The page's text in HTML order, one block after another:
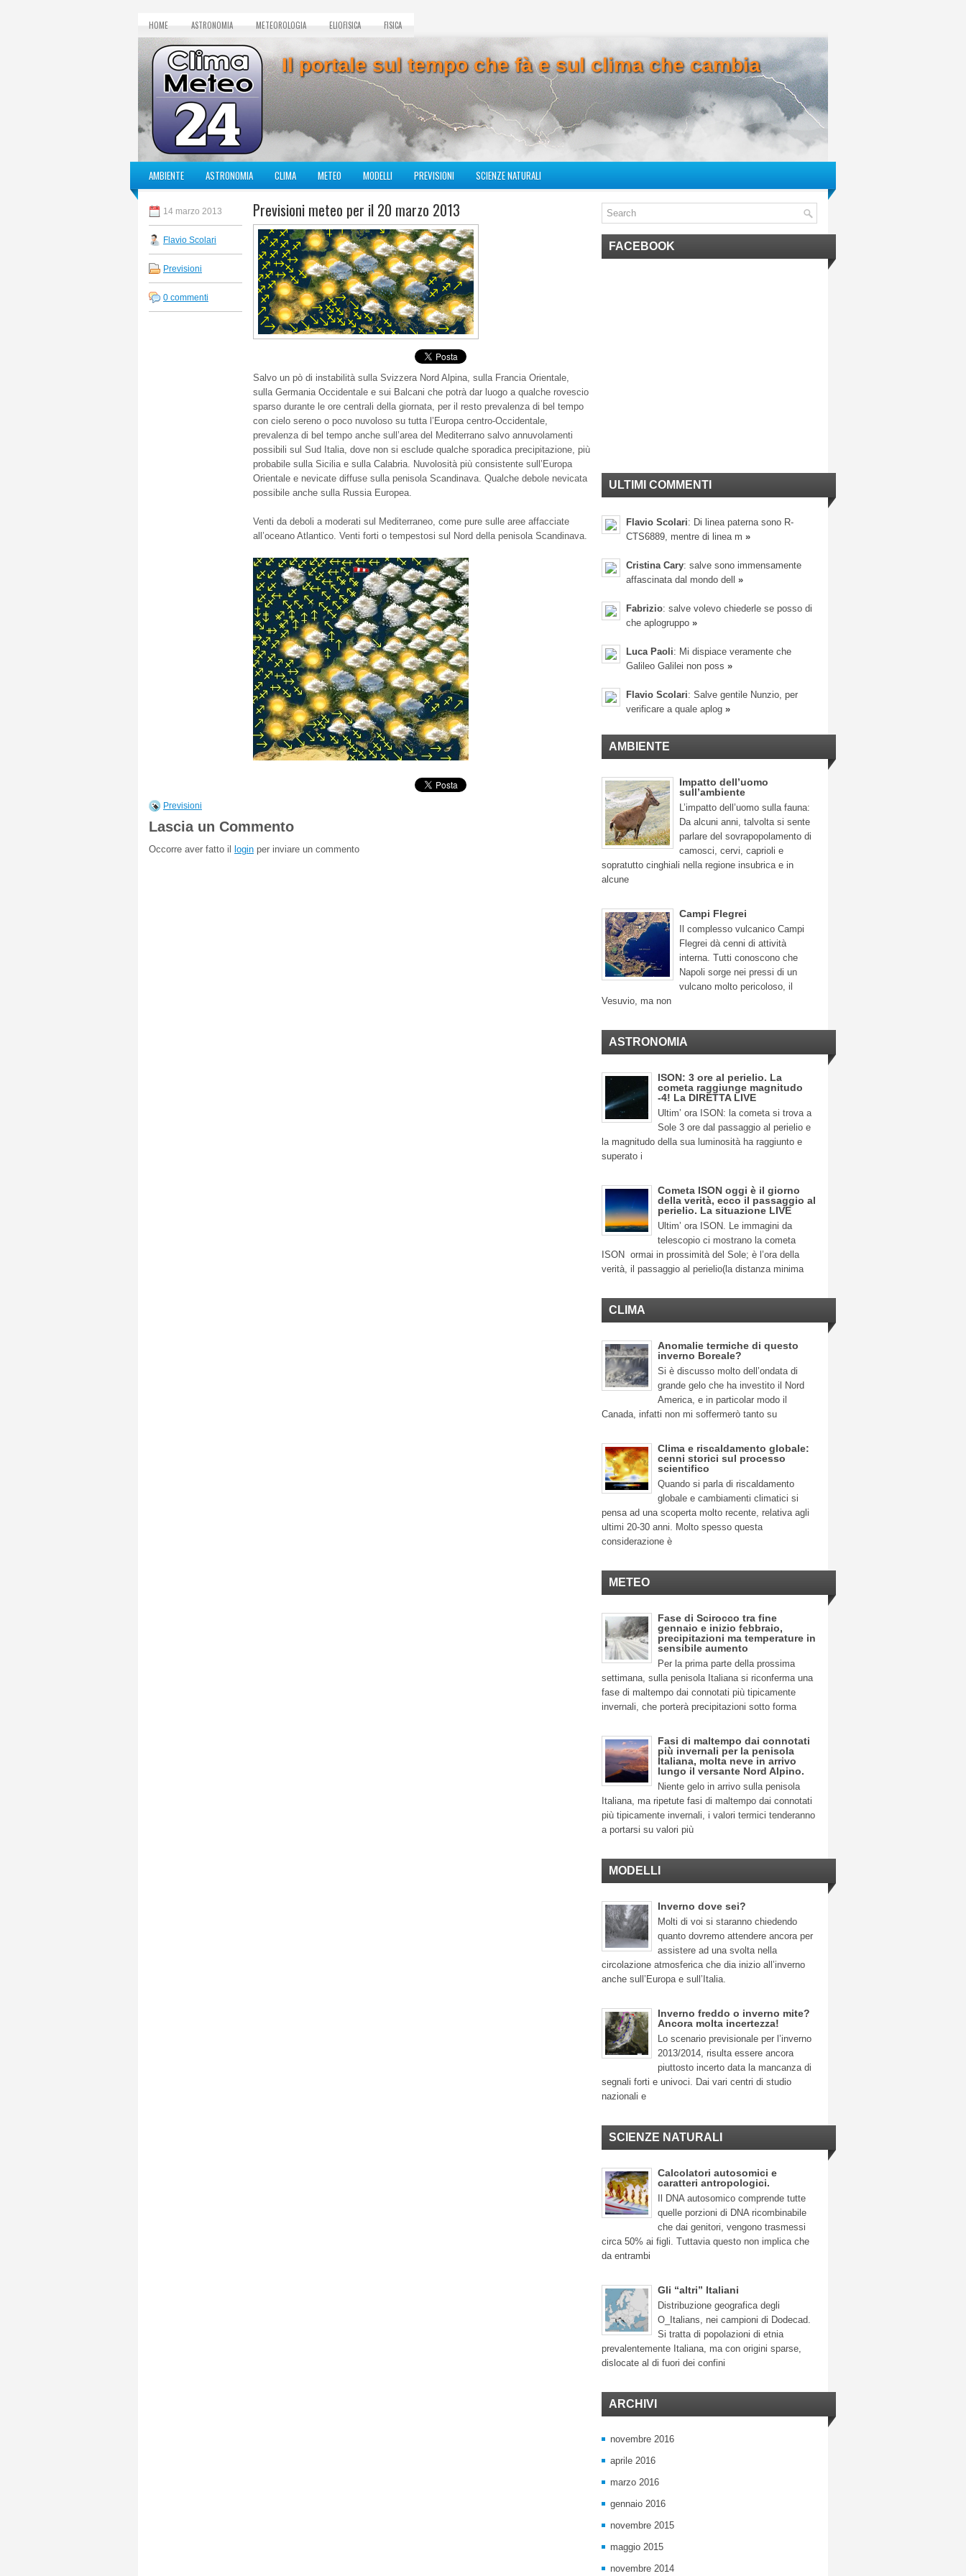
HOME ASTRONOMIA METEOROLOGIA ELIOFISICA FISICA
Il portale sul tempo che fà e sul clima che cambia
AMBIENTE ASTRONOMIA CLIMA METEO MODELLI PREVISIONI SCIENZE NATURALI
14 marzo 2013
Flavio Scolari
Previsioni
0 commenti
Previsioni meteo per il 20 marzo 2013
Salvo un pò di instabilità sulla Svizzera Nord Alpina, sulla Francia Orientale,
sulla Germania Occidentale e sui Balcani che potrà dar luogo a qualche rovescio
sparso durante le ore centrali della giornata, per il resto prevalenza di bel tempo
con cielo sereno o poco nuvoloso su tutta l’Europa centro-Occidentale,
prevalenza di bel tempo anche sull’area del Mediterrano salvo annuvolamenti
possibili sul Sud Italia, dove non si esclude qualche sporadica precipitazione, più
probabile sulla Sicilia e sulla Calabria. Nuvolosità più consistente sull’Europa
Orientale e nevicate diffuse sulla penisola Scandinava. Qualche debole nevicata
possibile anche sulla Russia Europea.
Venti da deboli a moderati sul Mediterraneo, come pure sulle aree affacciate
all’oceano Atlantico. Venti forti o tempestosi sul Nord della penisola Scandinava.
Previsioni
Lascia un Commento
Occorre aver fatto il login per inviare un commento
FACEBOOK
ULTIMI COMMENTI
Flavio Scolari: Di linea paterna sono R-
CTS6889, mentre di linea m »
Cristina Cary: salve sono immensamente
affascinata dal mondo dell »
Fabrizio: salve volevo chiederle se posso di
che aplogruppo »
Luca Paoli: Mi dispiace veramente che
Galileo Galilei non poss »
Flavio Scolari: Salve gentile Nunzio, per
verificare a quale aplog »
AMBIENTE
Impatto dell’uomo
sull’ambiente
L’impatto dell’uomo sulla fauna:
Da alcuni anni, talvolta si sente
parlare del sovrapopolamento di
camosci, cervi, caprioli e
sopratutto cinghiali nella regione insubrica e in
alcune
Campi Flegrei
Il complesso vulcanico Campi
Flegrei dà cenni di attività
interna. Tutti conoscono che
Napoli sorge nei pressi di un
vulcano molto pericoloso, il
Vesuvio, ma non
ASTRONOMIA
ISON: 3 ore al perielio. La
cometa raggiunge magnitudo
-4! La DIRETTA LIVE
Ultim’ ora ISON: la cometa si trova a
Sole 3 ore dal passaggio al perielio e
la magnitudo della sua luminosità ha raggiunto e
superato i
Cometa ISON oggi è il giorno
della verità, ecco il passaggio al
perielio. La situazione LIVE
Ultim’ ora ISON. Le immagini da
telescopio ci mostrano la cometa
ISON ormai in prossimità del Sole; è l’ora della
verità, il passaggio al perielio(la distanza minima
CLIMA
Anomalie termiche di questo
inverno Boreale?
Si è discusso molto dell’ondata di
grande gelo che ha investito il Nord
America, e in particolar modo il
Canada, infatti non mi soffermerò tanto su
Clima e riscaldamento globale:
cenni storici sul processo
scientifico
Quando si parla di riscaldamento
globale e cambiamenti climatici si
pensa ad una scoperta molto recente, relativa agli
ultimi 20-30 anni. Molto spesso questa
considerazione è
METEO
Fase di Scirocco tra fine
gennaio e inizio febbraio,
precipitazioni ma temperature in
sensibile aumento
Per la prima parte della prossima
settimana, sulla penisola Italiana si riconferma una
fase di maltempo dai connotati più tipicamente
invernali, che porterà precipitazioni sotto forma
Fasi di maltempo dai connotati
più invernali per la penisola
Italiana, molta neve in arrivo
lungo il versante Nord Alpino.
Niente gelo in arrivo sulla penisola
Italiana, ma ripetute fasi di maltempo dai connotati
più tipicamente invernali, i valori termici tenderanno
a portarsi su valori più
MODELLI
Inverno dove sei?
Molti di voi si staranno chiedendo
quanto dovremo attendere ancora per
assistere ad una svolta nella
circolazione atmosferica che dia inizio all’inverno
anche sull’Europa e sull’Italia.
Inverno freddo o inverno mite?
Ancora molta incertezza!
Lo scenario previsionale per l’inverno
2013/2014, risulta essere ancora
piuttosto incerto data la mancanza di
segnali forti e univoci. Dai vari centri di studio
nazionali e
SCIENZE NATURALI
Calcolatori autosomici e
caratteri antropologici.
Il DNA autosomico comprende tutte
quelle porzioni di DNA ricombinabile
che dai genitori, vengono trasmessi
circa 50% ai figli. Tuttavia questo non implica che
da entrambi
Gli “altri” Italiani
Distribuzione geografica degli
O_Italians, nei campioni di Dodecad.
Si tratta di popolazioni di etnia
prevalentemente Italiana, ma con origini sparse,
dislocate al di fuori dei confini
ARCHIVI
novembre 2016
aprile 2016
marzo 2016
gennaio 2016
novembre 2015
maggio 2015
novembre 2014